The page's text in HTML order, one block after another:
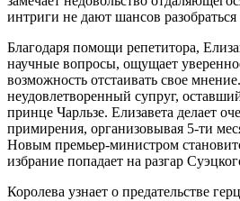
интриги не дают шансов
Благодаря помощи репетитора,
научные вопросы, ощущает
возможность отстаивать свое
неудовлетворенный супруг,
принце Чарльзе. Елизавета делает
примирения, организовывая 5-ти
Новым премьер-министром
избрание попадает на разгар
Королева узнает о предательстве